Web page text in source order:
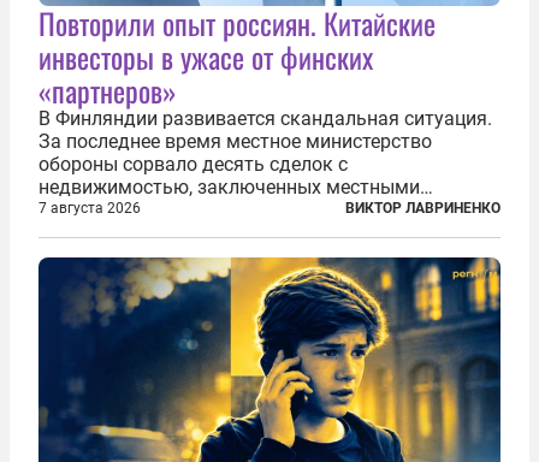
Повторили опыт россиян. Китайские
инвесторы в ужасе от финских
«партнеров»
В Финляндии развивается скандальная ситуация.
За последнее время местное министерство
обороны сорвало десять сделок с
недвижимостью, заключенных местными
фирмами с китайским капиталом. Чиновники
заявили, что они могли заключаться с целью
создания в Финляндии шпионской сети, чтобы
следить за...
7 августа 2026 ВИКТОР ЛАВРИНЕНКО